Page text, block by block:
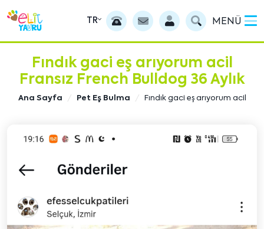
TR MENÜ
Fındık gaci eş arıyorum acil
Fransız French Bulldog 36 Aylık
Ana Sayfa Pet Eş Bulma Fındık gaci eş arıyorum acil